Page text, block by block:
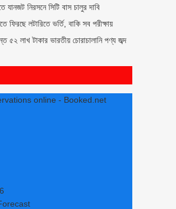
যানজট নিরসনে সিটি বাস চালুর দাবি
ফিরছে লটারিতে ভর্তি, বাকি সব পরীক্ষায়
৫২ লাখ টাকার ভারতীয় চোরাচালানি পণ্য জব্দ